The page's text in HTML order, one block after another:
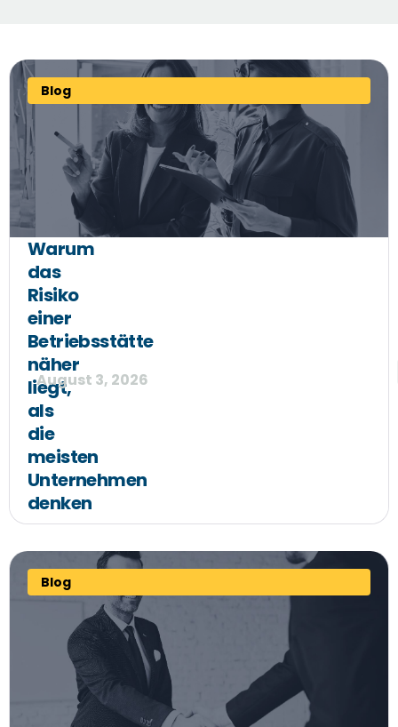
Blog
Warum
das
Risiko
einer
Betriebsstätte
näher
liegt,
als
die
meisten
Unternehmen
denken
August 3, 2026
Blog